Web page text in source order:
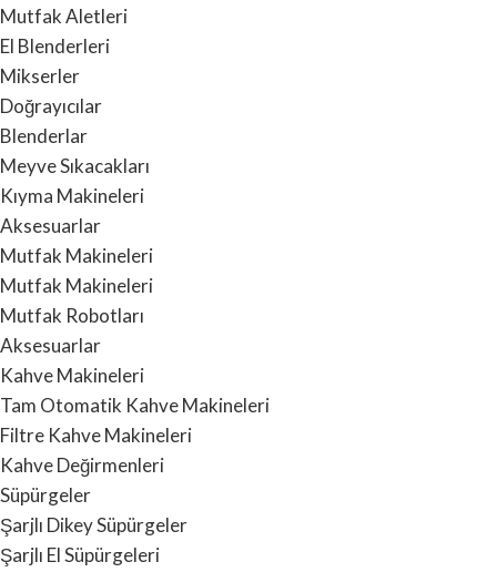
Mutfak Aletleri
El Blenderleri
Mikserler
Doğrayıcılar
Blenderlar
Meyve Sıkacakları
Kıyma Makineleri
Aksesuarlar
Mutfak Makineleri
Mutfak Makineleri
Mutfak Robotları
Aksesuarlar
Kahve Makineleri
Tam Otomatik Kahve Makineleri
Filtre Kahve Makineleri
Kahve Değirmenleri
Süpürgeler
Şarjlı Dikey Süpürgeler
Şarjlı El Süpürgeleri